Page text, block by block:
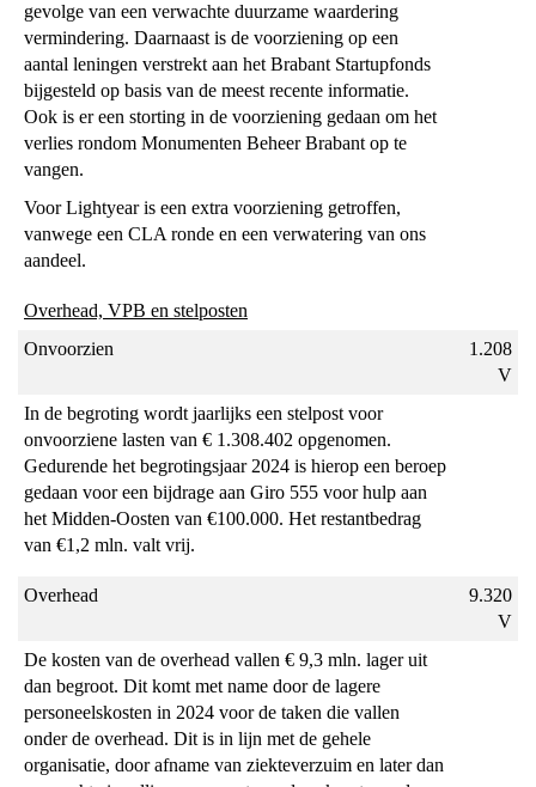
gevolge van een verwachte duurzame waardering
vermindering. Daarnaast is de voorziening op een
aantal leningen verstrekt aan het Brabant Startupfonds
bijgesteld op basis van de meest recente informatie.
Ook is er een storting in de voorziening gedaan om het
verlies rondom Monumenten Beheer Brabant op te
vangen.
Voor Lightyear is een extra voorziening getroffen,
vanwege een CLA ronde en een verwatering van ons
aandeel.
Overhead, VPB en stelposten
Onvoorzien
1.208
V
In de begroting wordt jaarlijks een stelpost voor
onvoorziene lasten van € 1.308.402 opgenomen.
Gedurende het begrotingsjaar 2024 is hierop een beroep
gedaan voor een bijdrage aan Giro 555 voor hulp aan
het Midden-Oosten van €100.000. Het restantbedrag
van €1,2 mln. valt vrij.
Overhead
9.320
V
De kosten van de overhead vallen € 9,3 mln. lager uit
dan begroot. Dit komt met name door de lagere
personeelskosten in 2024 voor de taken die vallen
onder de overhead. Dit is in lijn met de gehele
organisatie, door afname van ziekteverzuim en later dan